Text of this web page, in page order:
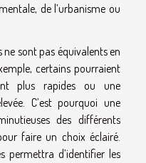
de l’urbanisme ou
sont pas équivalents en
certains pourraient
plus rapides ou une
C’est pourquoi une
des différents
faire un choix éclairé.
permettra d’identifier les